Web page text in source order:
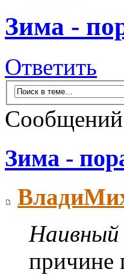
Зима -
Ответить
Зима -
Наивный
причине